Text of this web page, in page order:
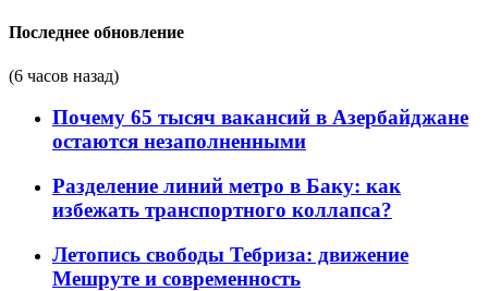
Последнее обновление
(6 часов назад)
Почему 65 тысяч вакансий в Азербайджане
остаются незаполненными
Разделение линий метро в Баку: как
избежать транспортного коллапса?
Летопись свободы Тебриза: движение
Мешруте и современность